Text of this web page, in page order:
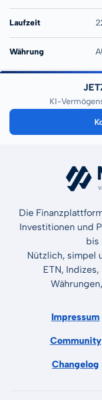
Laufzeit
Währung
KI-
Die
Investitionen und
bis
Nützlich, simpel
ETN,
Impressum
Community
Changelog